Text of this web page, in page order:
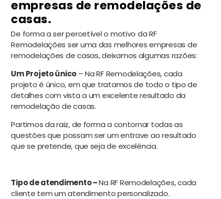
empresas de remodelações de
casas.
De forma a ser percetível o motivo da RF
Remodelações ser uma das melhores empresas de
remodelações de casas, deixamos algumas razões:
Um Projeto único – Na RF Remodelações, cada
projeto é único, em que tratamos de todo o tipo de
detalhes com vista a um excelente resultado da
remodelação de casas.
Partimos da raiz, de forma a contornar todas as
questões que possam ser um entrave ao resultado
que se pretende, que seja de excelência.
Tipo de atendimento –Na RF Remodelações, cada
cliente tem um atendimento personalizado.